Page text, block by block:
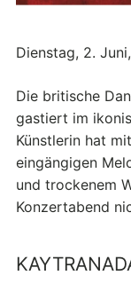
Dienstag, 2.
Die britische
gastiert im
Künstlerin hat
eingängigen
und trockenem
Konzertabend